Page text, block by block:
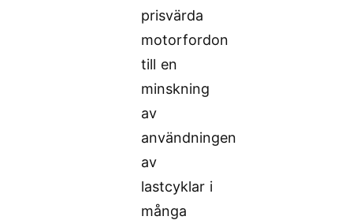
prisvärda
motorfordon
till en
minskning
av
användningen
av
lastcyklar i
många